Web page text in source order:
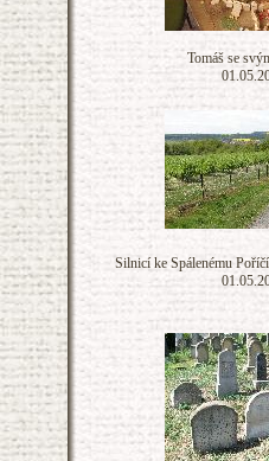
Tomáš se
Silnicí ke Spálenému